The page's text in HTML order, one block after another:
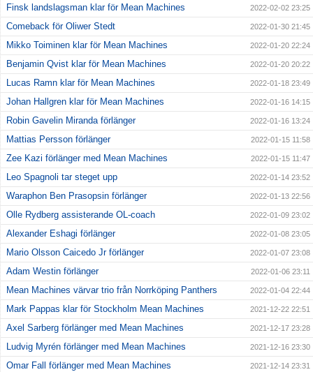
Finsk landslagsman klar för Mean Machines 2022-02-02 23:25
Comeback för Oliwer Stedt 2022-01-30 21:45
Mikko Toiminen klar för Mean Machines 2022-01-20 22:24
Benjamin Qvist klar för Mean Machines 2022-01-20 20:22
Lucas Ramn klar för Mean Machines 2022-01-18 23:49
Johan Hallgren klar för Mean Machines 2022-01-16 14:15
Robin Gavelin Miranda förlänger 2022-01-16 13:24
Mattias Persson förlänger 2022-01-15 11:58
Zee Kazi förlänger med Mean Machines 2022-01-15 11:47
Leo Spagnoli tar steget upp 2022-01-14 23:52
Waraphon Ben Prasopsin förlänger 2022-01-13 22:56
Olle Rydberg assisterande OL-coach 2022-01-09 23:02
Alexander Eshagi förlänger 2022-01-08 23:05
Mario Olsson Caicedo Jr förlänger 2022-01-07 23:08
Adam Westin förlänger 2022-01-06 23:11
Mean Machines värvar trio från Norrköping Panthers 2022-01-04 22:44
Mark Pappas klar för Stockholm Mean Machines 2021-12-22 22:51
Axel Sarberg förlänger med Mean Machines 2021-12-17 23:28
Ludvig Myrén förlänger med Mean Machines 2021-12-16 23:30
Omar Fall förlänger med Mean Machines 2021-12-14 23:31